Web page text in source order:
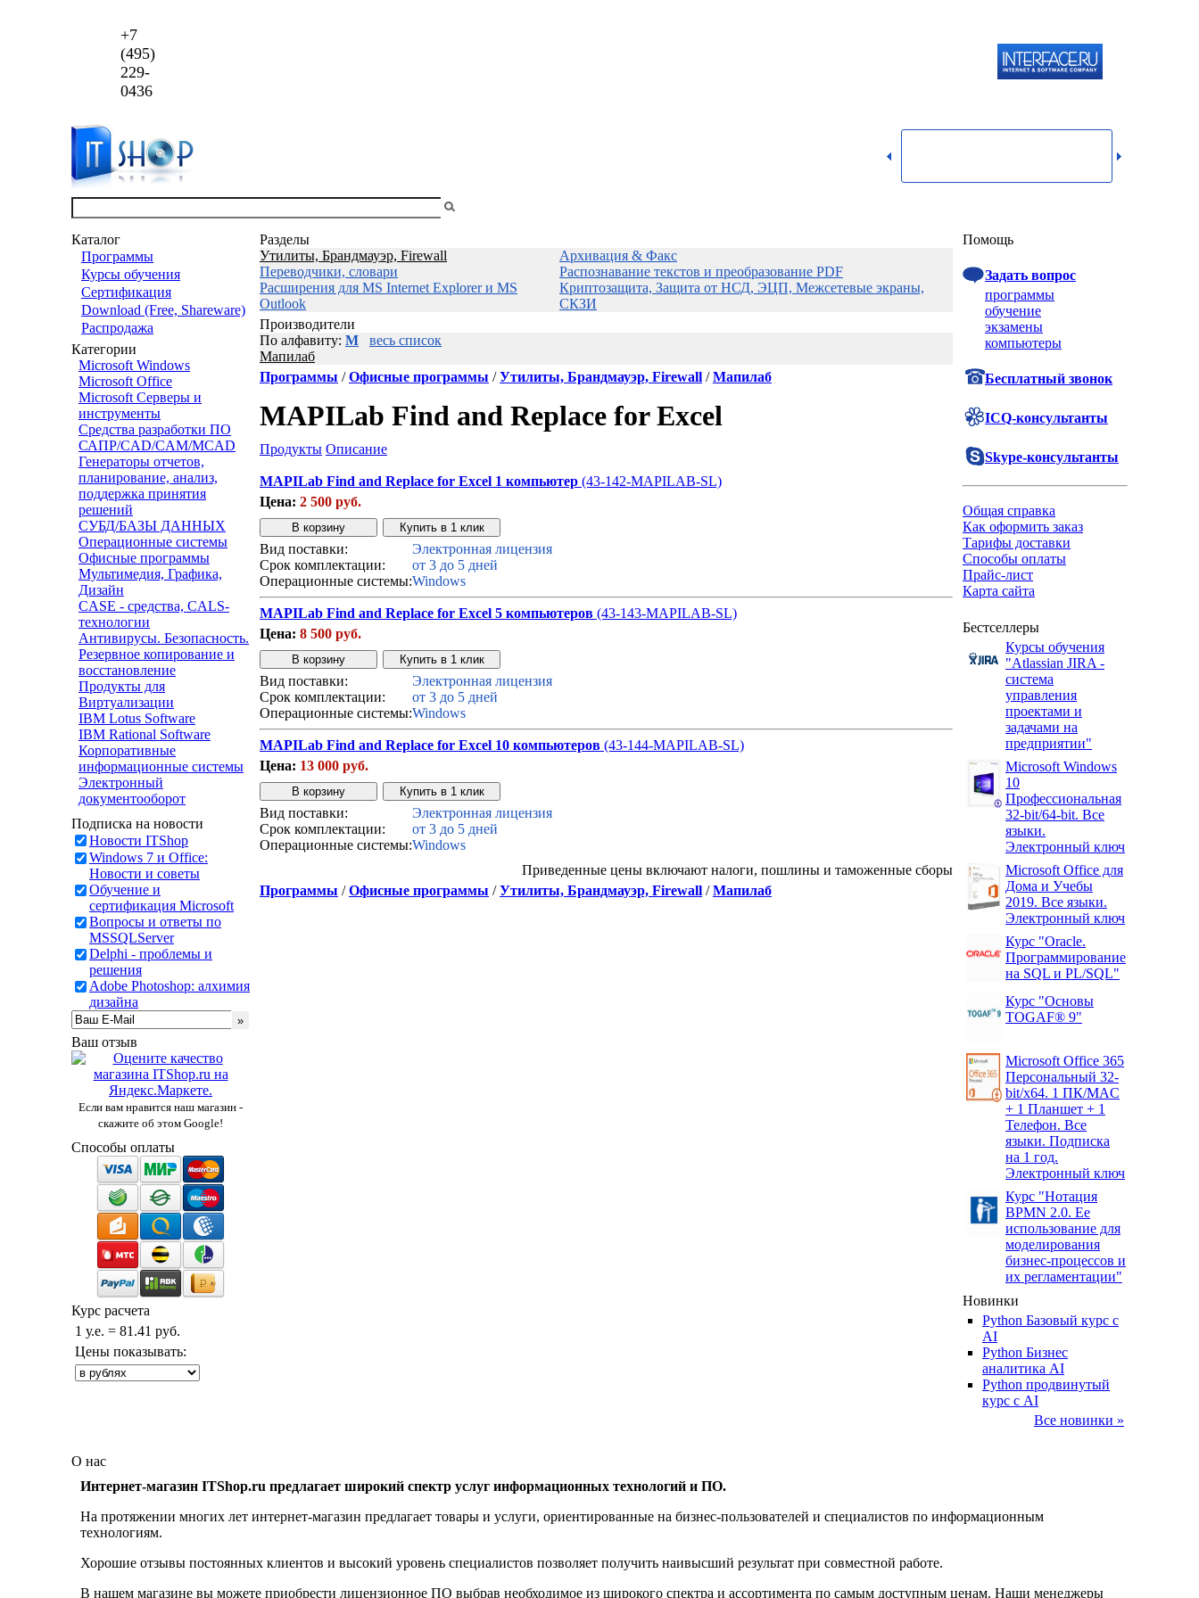
+7
(495)
229-
0436
Каталог
Программы
Курсы обучения
Сертификация
Download (Free, Shareware)
Распродажа
Категории
Microsoft Windows
Microsoft Office
Microsoft Серверы и
инструменты
Средства разработки ПО
САПР/CAD/CAM/MCAD
Генераторы отчетов,
планирование, анализ,
поддержка принятия
решений
СУБД/БАЗЫ ДАННЫХ
Операционные системы
Офисные программы
Мультимедия, Графика,
Дизайн
CASE - средства, CALS-
технологии
Антивирусы. Безопасность.
Резервное копирование и
восстановление
Продукты для
Виртуализации
IBM Lotus Software
IBM Rational Software
Корпоративные
информационные системы
Электронный
документооборот
Подписка на новости
Новости ITShop
Windows 7 и Office:
Новости и советы
Обучение и
сертификация Microsoft
Вопросы и ответы по
MSSQLServer
Delphi - проблемы и
решения
Adobe Photoshop: алхимия
дизайна
Ваш отзыв
Если вам нравится наш магазин -
скажите об этом Google!
Способы оплаты
Курс расчета
1 у.е. = 81.41 руб.
Цены показывать:
Разделы
Утилиты, Брандмауэр, Firewall
Архивация & Факс
Переводчики, словари
Распознавание текстов и преобразование PDF
Расширения для MS Internet Explorer и MS
Outlook
Криптозащита, Защита от НСД, ЭЦП, Межсетевые экраны,
СКЗИ
Производители
По алфавиту: М
весь список
Мапилаб
Программы /Офисные программы /Утилиты, Брандмауэр, Firewall /Мапилаб
MAPILab Find and Replace for Excel
Продукты Описание
MAPILab Find and Replace for Excel 1 компьютер (43-142-MAPILAB-SL)
Цена: 2 500 руб.
Вид поставки:
Электронная лицензия
Срок комплектации:
от 3 до 5 дней
Операционные системы:Windows
MAPILab Find and Replace for Excel 5 компьютеров (43-143-MAPILAB-SL)
Цена: 8 500 руб.
Вид поставки:
Электронная лицензия
Срок комплектации:
от 3 до 5 дней
Операционные системы:Windows
MAPILab Find and Replace for Excel 10 компьютеров (43-144-MAPILAB-SL)
Цена: 13 000 руб.
Вид поставки:
Электронная лицензия
Срок комплектации:
от 3 до 5 дней
Операционные системы:Windows
Приведенные цены включают налоги, пошлины и таможенные сборы
Программы /Офисные программы /Утилиты, Брандмауэр, Firewall /Мапилаб
Помощь
Задать вопрос
программы
обучение
экзамены
компьютеры
Бесплатный звонок
ICQ-консультанты
Skype-консультанты
Общая справка
Как оформить заказ
Тарифы доставки
Способы оплаты
Прайс-лист
Карта сайта
Бестселлеры
Курсы обучения
"Atlassian JIRA -
система
управления
проектами и
задачами на
предприятии"
Microsoft Windows
10
Профессиональная
32-bit/64-bit. Все
языки.
Электронный ключ
Microsoft Office для
Дома и Учебы
2019. Все языки.
Электронный ключ
Курс "Oracle.
Программирование
на SQL и PL/SQL"
Курс "Основы
TOGAF® 9"
Microsoft Office 365
Персональный 32-
bit/x64. 1 ПК/MAC
+ 1 Планшет + 1
Телефон. Все
языки. Подписка
на 1 год.
Электронный ключ
Курс "Нотация
BPMN 2.0. Ее
использование для
моделирования
бизнес-процессов и
их регламентации"
Новинки
Python Базовый курс c
AI
Python Бизнес
аналитика AI
Python продвинутый
курс с AI
Все новинки »
О нас
Интернет-магазин ITShop.ru предлагает широкий спектр услуг информационных технологий и ПО.
На протяжении многих лет интернет-магазин предлагает товары и услуги, ориентированные на бизнес-пользователей и специалистов по информационным
технологиям.
Хорошие отзывы постоянных клиентов и высокий уровень специалистов позволяет получить наивысший результат при совместной работе.
В нашем магазине вы можете приобрести лицензионное ПО выбрав необходимое из широкого спектра и ассортимента по самым доступным ценам. Наши менеджеры